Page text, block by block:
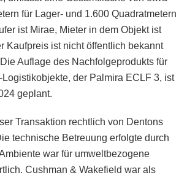
für Lager- und 1.600 Quadratmetern
ist Mirae, Mieter in dem Objekt ist
Kaufpreis ist nicht öffentlich bekannt
Auflage des Nachfolgeprodukts für
der Palmira ECLF 3, ist
geplant.
Transaktion rechtlich von Dentons
technische Betreuung erfolgte durch
war für umweltbezogene
Cushman & Wakefield war als